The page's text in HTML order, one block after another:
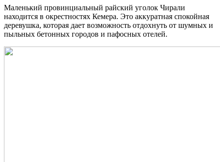
Маленький провинциальный райский уголок Чирали
находится в окрестностях Кемера. Это аккуратная спокойная
деревушка, которая дает возможность отдохнуть от шумных и
пыльных бетонных городов и пафосных отелей.